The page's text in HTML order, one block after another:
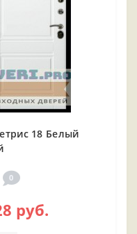
18 Белый
0
руб.